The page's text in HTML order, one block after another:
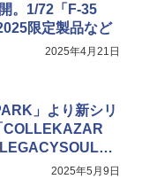
。1/72「F-35
限定製品など
2025年4月21日
」より新シリ
COLLEKAZAR
」
2025年5月9日